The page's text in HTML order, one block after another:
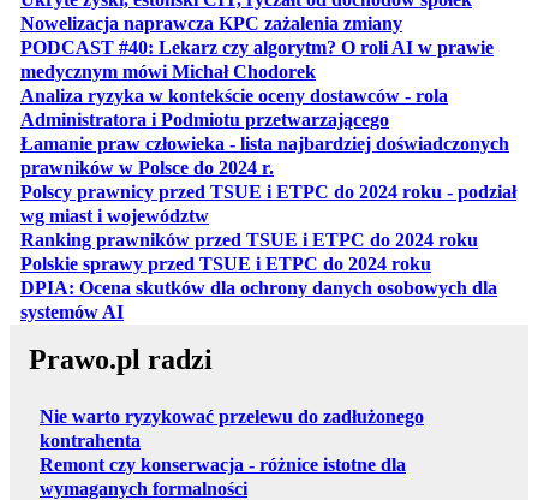
Nowelizacja naprawcza KPC zażalenia zmianyotwiera się w
PODCAST #40: Lekarz czy algorytm? O roli AI w prawie
medycznym mówi Michał Chodorekotwiera się w nowej karcie
Analiza ryzyka w kontekście oceny dostawców - rola
Administratora i Podmiotu przetwarzającegootwiera się w
Łamanie praw człowieka - lista najbardziej doświadczonych
prawników w Polsce do 2024 r.
Polscy prawnicy przed TSUE i ETPC do 2024 roku - podział
wg miast i województwotwiera się w nowej karcie
Ranking prawników przed TSUE i ETPC do 2024 roku
Polskie sprawy przed TSUE i ETPC do 2024 roku
DPIA: Ocena skutków dla ochrony danych osobowych dla
systemów AIotwiera się w nowej karcie
Prawo.pl radzi
Nie warto ryzykować przelewu do zadłużonego
kontrahenta
Remont czy konserwacja - różnice istotne dla
wymaganych formalności